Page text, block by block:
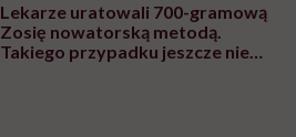
Lekarze uratowali 700-gramową
Zosię nowatorską metodą.
Takiego przypadku jeszcze nie